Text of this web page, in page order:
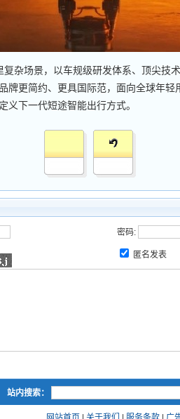
复杂场景，以车规级研发体系、顶尖技
牌更简约、更具国际范，面向全球年轻
义下一代短途智能出行方式。
密码:
匿名发表
站内搜索：